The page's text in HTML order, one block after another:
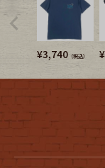
¥3,740 （税込） ¥